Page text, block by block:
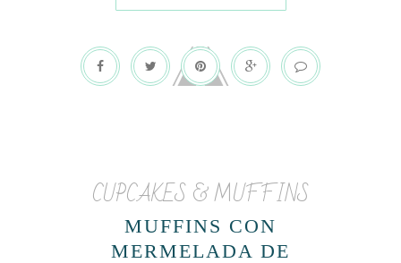
CUPCAKES & MUFFINS
MUFFINS CON
MERMELADA DE